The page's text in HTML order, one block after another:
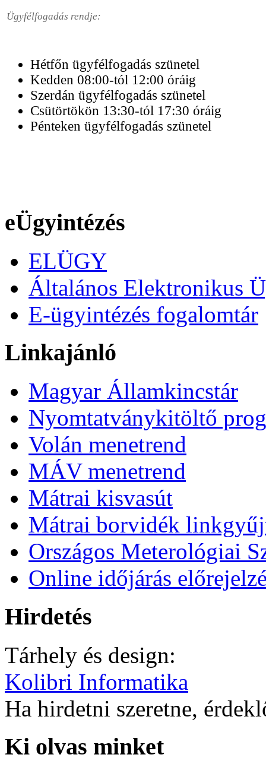
Ügyfélfogadás rendje:
Hétfőn ügyfélfogadás szünetel
Kedden 08:00-tól 12:00 óráig
Szerdán ügyfélfogadás szünetel
Csütörtökön 13:30-tól 17:30 óráig
Pénteken ügyfélfogadás szünetel
eÜgyintézés
ELÜGY
Általános Elektronikus
E-ügyintézés fogalomtár
Linkajánló
Magyar Államkincstár
Nyomtatványkitöltő
Volán menetrend
MÁV menetrend
Mátrai kisvasút
Mátrai borvidék
Országos Meterológiai
Online időjárás
Hirdetés
Tárhely és design:
Kolibri Informatika
Ha hirdetni szeretne,
Ki olvas minket